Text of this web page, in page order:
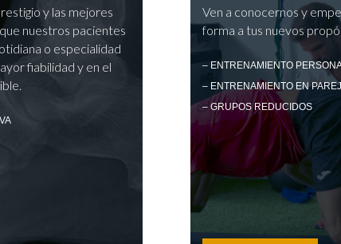
y las mejores
nuestros pacientes
o especialidad
fiabilidad y en el
Ven a conocernos y
forma a tus nuevos
– ENTRENAMIENTO
– ENTRENAMIENTO EN
– GRUPOS REDUCIDOS